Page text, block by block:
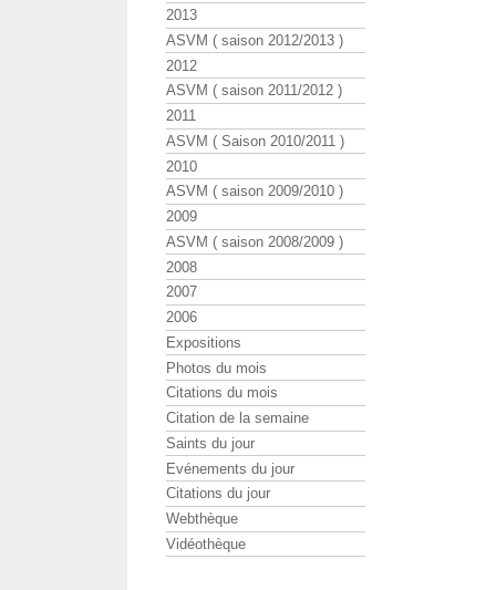
2013
ASVM ( saison 2012/2013 )
2012
ASVM ( saison 2011/2012 )
2011
ASVM ( Saison 2010/2011 )
2010
ASVM ( saison 2009/2010 )
2009
ASVM ( saison 2008/2009 )
2008
2007
2006
Expositions
Photos du mois
Citations du mois
Citation de la semaine
Saints du jour
Evénements du jour
Citations du jour
Webthèque
Vidéothèque